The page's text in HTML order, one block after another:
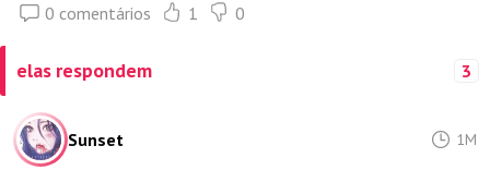
0 comentários 1 0
elas respondem 3
Sunset 1M